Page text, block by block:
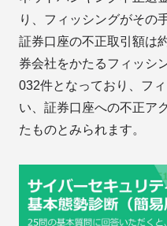
り、フィッシングがその
証券口座の不正取引額は
券会社をかたるフィッシ
032件となっており、フ
い、証券口座への不正ア
たものとみられます。